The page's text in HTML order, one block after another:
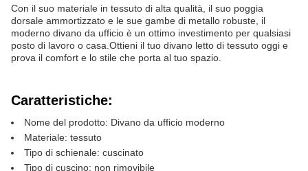
Con il suo materiale in tessuto di alta qualità, il suo poggia
dorsale ammortizzato e le sue gambe di metallo robuste, il
moderno divano da ufficio è un ottimo investimento per qualsiasi
posto di lavoro o casa.Ottieni il tuo divano letto di tessuto oggi e
prova il comfort e lo stile che porta al tuo spazio.
Caratteristiche:
Nome del prodotto: Divano da ufficio moderno
Materiale: tessuto
Tipo di schienale: cuscinato
Tipo di cuscino: non rimovibile